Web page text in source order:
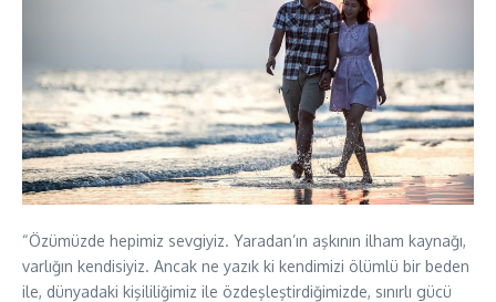
“Özümüzde hepimiz sevgiyiz. Yaradan’ın aşkının ilham kaynağı,
varlığın kendisiyiz. Ancak ne yazık ki kendimizi ölümlü bir beden
ile, dünyadaki kişililiğimiz ile özdeşleştirdiğimizde, sınırlı gücü